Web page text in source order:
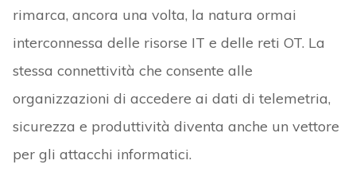
rimarca, ancora una volta, la natura ormai
interconnessa delle risorse IT e delle reti OT. La
stessa connettività che consente alle
organizzazioni di accedere ai dati di telemetria,
sicurezza e produttività diventa anche un vettore
per gli attacchi informatici.